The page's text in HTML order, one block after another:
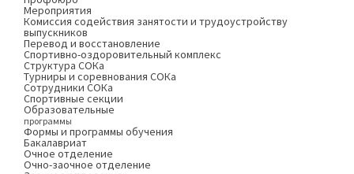
Мероприятия
Комиссия содействия занятости и трудоустройству
выпускников
Перевод и восстановление
Спортивно-оздоровительный комплекс
Структура СОКа
Турниры и соревнования СОКа
Сотрудники СОКа
Спортивные секции
Образовательные
программы
Формы и программы обучения
Бакалавриат
Очное отделение
Очно-заочное отделение